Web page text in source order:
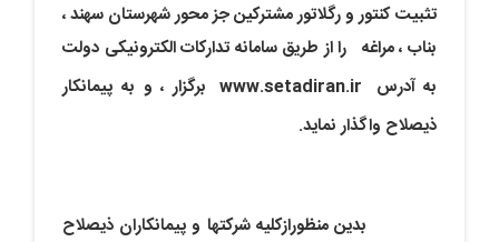
تثبیت کنتور و رگلاتور مشترکین جز محور شهرستان سهند ،
بناب ، مراغه را از طریق سامانه تدارکات الکترونیکی دولت
به آدرس www.setadiran.ir برگزار ، و به پیمانکار
ذیصلاح واگذار نماید.
بدین منظورازکلیه شرکتها و پیمانکاران ذیصلاح